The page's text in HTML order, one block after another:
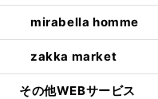
mirabella homme
zakka market
その他WEBサービス